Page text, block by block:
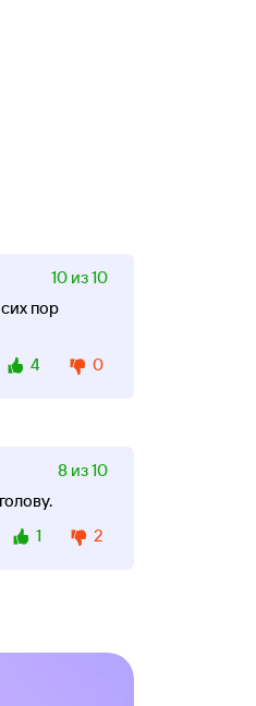
10 из 10
пор
4 0
8 из 10
1 2